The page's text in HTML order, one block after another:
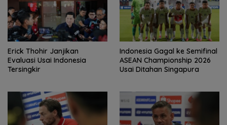
Erick Thohir Janjikan
Evaluasi Usai Indonesia
Tersingkir
Indonesia Gagal ke Semifinal
ASEAN Championship 2026
Usai Ditahan Singapura